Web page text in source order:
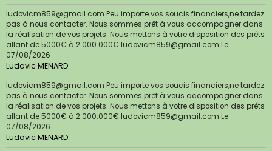
ludovicm859@gmail.com Peu importe vos soucis financiers,ne tardez
pas à nous contacter. Nous sommes prêt à vous accompagner dans
la réalisation de vos projets. Nous mettons à votre disposition des prêts
allant de 5000€ à 2.000.000€ ludovicm859@gmail.com Le
07/08/2026
Ludovic MENARD
ludovicm859@gmail.com Peu importe vos soucis financiers,ne tardez
pas à nous contacter. Nous sommes prêt à vous accompagner dans
la réalisation de vos projets. Nous mettons à votre disposition des prêts
allant de 5000€ à 2.000.000€ ludovicm859@gmail.com Le
07/08/2026
Ludovic MENARD